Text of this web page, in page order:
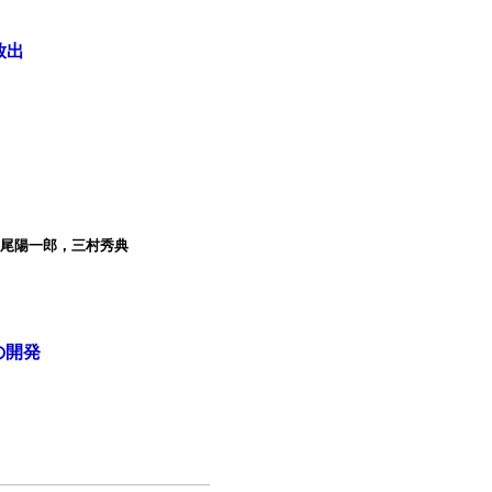
出
陽一郎，三村秀典
開発